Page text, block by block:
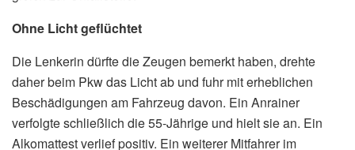
Ohne Licht geflüchtet
Die Lenkerin dürfte die Zeugen bemerkt haben, drehte
daher beim Pkw das Licht ab und fuhr mit erheblichen
Beschädigungen am Fahrzeug davon. Ein Anrainer
verfolgte schließlich die 55-Jährige und hielt sie an. Ein
Alkomattest verlief positiv. Ein weiterer Mitfahrer im